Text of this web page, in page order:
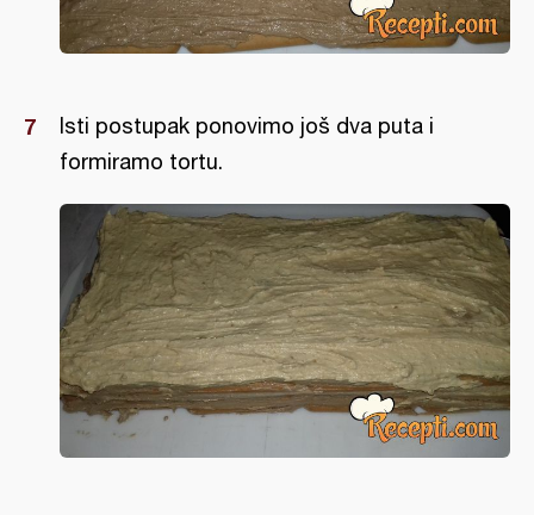
Isti postupak ponovimo još dva puta i
formiramo tortu.